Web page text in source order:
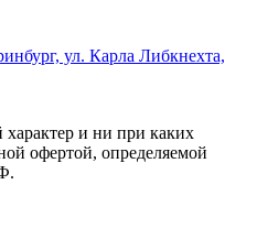
ул. Карла Либкнехта,
и ни при каких
офертой, определяемой